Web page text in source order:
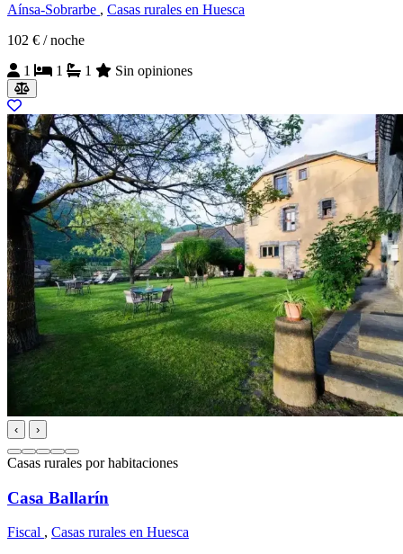
Aínsa-Sobrarbe , Casas rurales en Huesca
102 € / noche
1
1 1 Sin opiniones
‹ ›
Casas rurales por habitaciones
Casa Ballarín
Fiscal , Casas rurales en Huesca